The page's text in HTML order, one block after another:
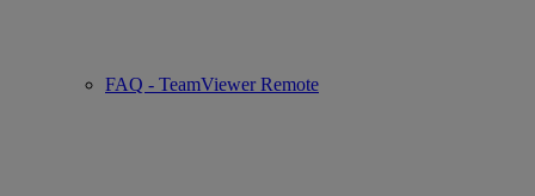
FAQ - TeamViewer Remote